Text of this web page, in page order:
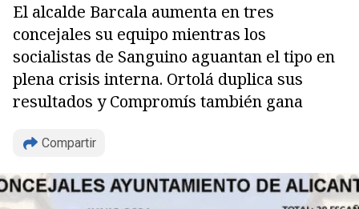
El alcalde Barcala aumenta en tres
concejales su equipo mientras los
socialistas de Sanguino aguantan el tipo en
plena crisis interna. Ortolá duplica sus
resultados y Compromís también gana
Compartir